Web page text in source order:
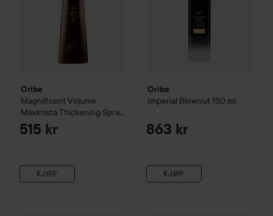
Oribe
Magnificent Volume
Maximista Thickening Spray
200 ml
515 kr
KJØP
Oribe
Imperial Blowout 150 ml
863 kr
KJØP